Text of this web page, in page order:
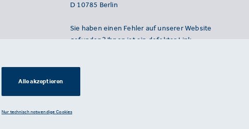
D 10785 Berlin
Sie haben einen Fehler auf unserer Website
gefunden? Ihnen ist ein defekter Link
Alle akzeptieren
Nur technisch notwendige Cookies